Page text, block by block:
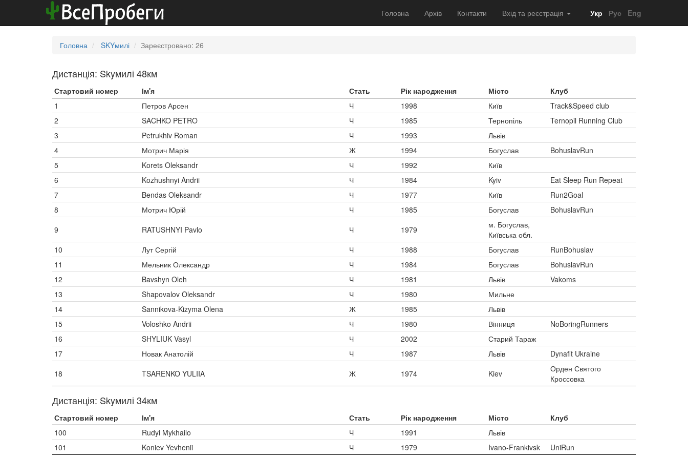
Головна Архів Контакти Вхід та реєстрація Укр Рус Eng
Головна SKYмилі Зареєстровано: 26
Дистанція: Skyмилі 48км
Стартовий номер Ім'я Стать Рік народження Місто
Клуб
1
Петров Арсен Ч 1998 Київ
Track&Speed club
2
SACHKO PETRO Ч 1985 Тернопіль
Ternopil Running Club
3
Petrukhiv Roman Ч 1993
Львів
4
Мотрич Марія Ж 1994 Богуслав
BohuslavRun
5
Korets Oleksandr Ч 1992
Київ
6
Kozhushnyi Andrii Ч 1984 Kyiv
Eat Sleep Run Repeat
7
Bendas Oleksandr Ч 1977 Київ
Run2Goal
8
Мотрич Юрій Ч 1985 Богуслав
BohuslavRun
9
RATUSHNYI Pavlo Ч 1979
м. Богуслав,
Київська обл.
10
Лут Сергій Ч 1988 Богуслав
RunBohuslav
11
Мельник Олександр Ч 1984 Богуслав
BohuslavRun
12
Bavshyn Oleh Ч 1981 Львів
Vakoms
13
Shapovalov Oleksandr Ч 1980
Мильне
14
Sannikova-Kizyma Olena Ж 1985
Львів
15
Voloshko Andrii Ч 1980 Вінниця
NoBoringRunners
16
SHYLIUK Vasyl Ч 2002
Старий Тараж
17
Новак Анатолій Ч 1987 Львів
Dynafit Ukraine
18
TSARENKO YULIIA Ж 1974 Kiev
Орден Святого
Кроссовка
Дистанція: Skyмилі 34км
Стартовий номер Ім'я Стать Рік народження Місто
Клуб
100
Rudyi Mykhailo Ч 1991
Львів
101
Koniev Yevhenii Ч 1979 Ivano-Frankivsk UniRun